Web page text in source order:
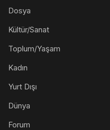
Dosya
Kültür/Sanat
Toplum/Yaşam
Kadın
Yurt Dışı
Dünya
Forum